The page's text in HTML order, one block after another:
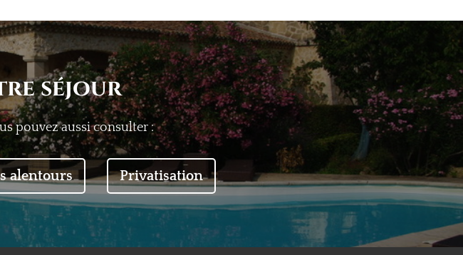
séjour
pouvez aussi consulter :
alentours Privatisation